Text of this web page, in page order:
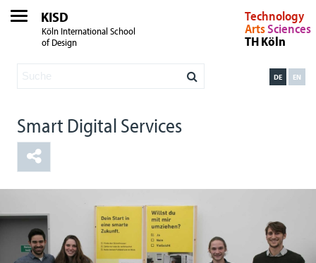
KISD
Köln International School
of Design
Technology
ArtsSciences
TH Köln
EN
DE
Smart Digital Services